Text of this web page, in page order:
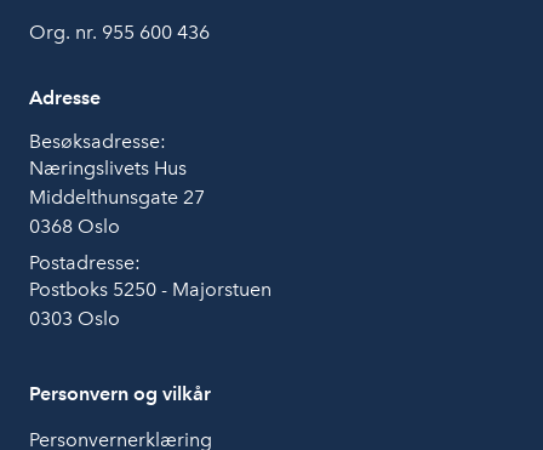
Org. nr. 955 600 436
Adresse
Besøksadresse:
Næringslivets Hus
Middelthunsgate 27
0368 Oslo
Postadresse:
Postboks 5250 - Majorstuen
0303 Oslo
Personvern og vilkår
Personvernerklæring